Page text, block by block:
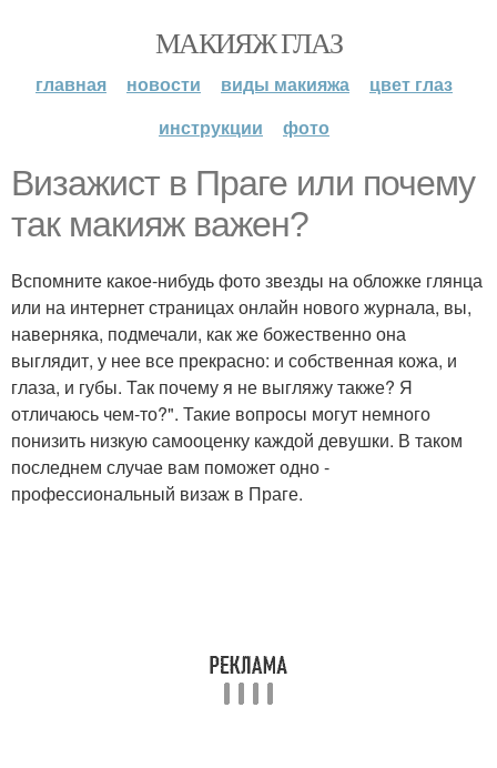
МАКИЯЖ ГЛАЗ
главная новости виды макияжа
цвет глаз
инструкции
фото
Визажист в Праге или почему
так макияж важен?
Вспомните какое-нибудь фото звезды на обложке глянца
или на интернет страницах онлайн нового журнала, вы,
наверняка, подмечали, как же божественно она
выглядит, у нее все прекрасно: и собственная кожа, и
глаза, и губы. Так почему я не выгляжу также? Я
отличаюсь чем-то?". Такие вопросы могут немного
понизить низкую самооценку каждой девушки. В таком
последнем случае вам поможет одно -
профессиональный визаж в Праге.